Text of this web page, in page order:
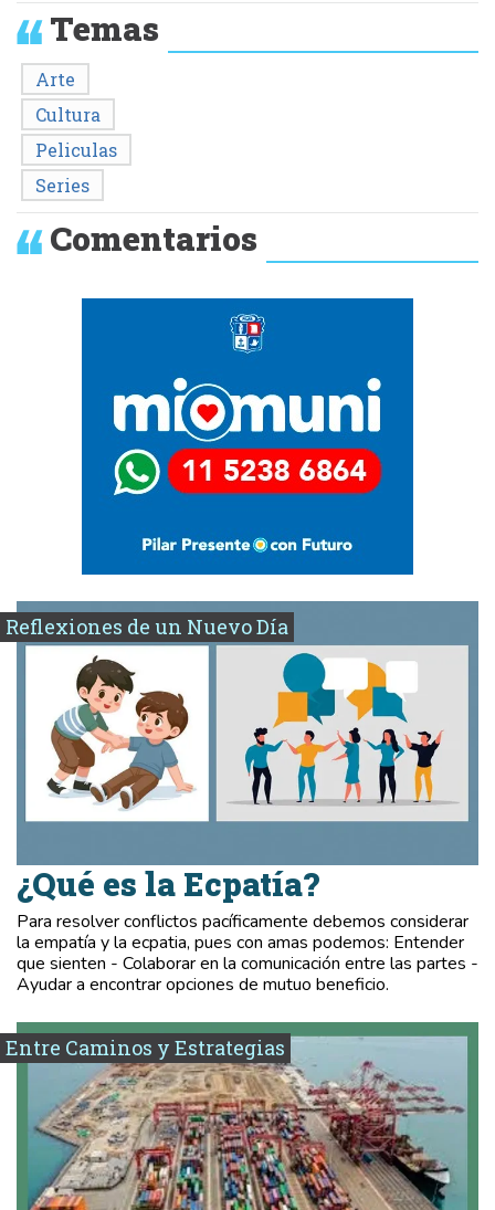
Temas
Arte
Cultura
Peliculas
Series
Comentarios
Reflexiones de un Nuevo Día
¿Qué es la Ecpatía?
Para resolver conflictos pacíficamente debemos considerar
la empatía y la ecpatia, pues con amas podemos: Entender
que sienten - Colaborar en la comunicación entre las partes -
Ayudar a encontrar opciones de mutuo beneficio.
Entre Caminos y Estrategias